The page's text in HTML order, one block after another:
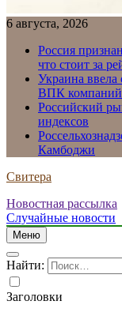
6 августа, 2026
Россия
что стоит за
Украина ввела
ВПК компаний
Российский
индексов
Камбоджи
Свитера
Новостная рассылка
Случайные новости
Меню
Найти:
Заголовки